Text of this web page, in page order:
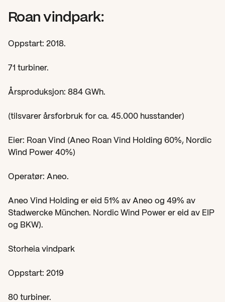
Roan vindpark:
Oppstart: 2018.
71 turbiner.
Årsproduksjon: 884 GWh.
(tilsvarer årsforbruk for ca. 45.000 husstander)
Eier: Roan Vind (Aneo Roan Vind Holding 60%, Nordic
Wind Power 40%)
Operatør: Aneo.
Aneo Vind Holding er eid 51% av Aneo og 49% av
Stadwercke München. Nordic Wind Power er eid av EIP
og BKW).
Storheia vindpark
Oppstart: 2019
80 turbiner.